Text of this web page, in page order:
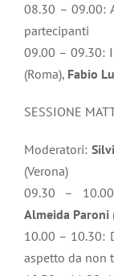
08.30 – 09.00:
partecipanti
09.00 – 09.30:
(Roma), Fabio
SESSIONE
Moderatori:
(Verona)
09.30 –
Almeida Paroni
10.00 – 10.30:
aspetto da non